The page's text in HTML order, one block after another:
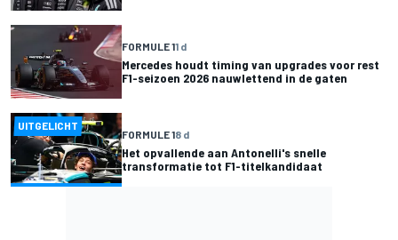
FORMULE 11 d
Mercedes houdt timing van upgrades voor rest
F1-seizoen 2026 nauwlettend in de gaten
UITGELICHT
FORMULE 18 d
Het opvallende aan Antonelli's snelle
transformatie tot F1-titelkandidaat